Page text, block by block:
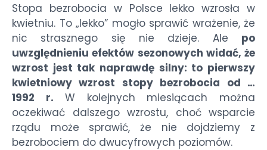
Stopa bezrobocia w Polsce lekko wzrosła w
kwietniu. To „lekko” mogło sprawić wrażenie, że
nic strasznego się nie dzieje. Ale po
uwzględnieniu efektów sezonowych widać, że
wzrost jest tak naprawdę silny: to pierwszy
kwietniowy wzrost stopy bezrobocia od …
1992 r. W kolejnych miesiącach można
oczekiwać dalszego wzrostu, choć wsparcie
rządu może sprawić, że nie dojdziemy z
bezrobociem do dwucyfrowych poziomów.